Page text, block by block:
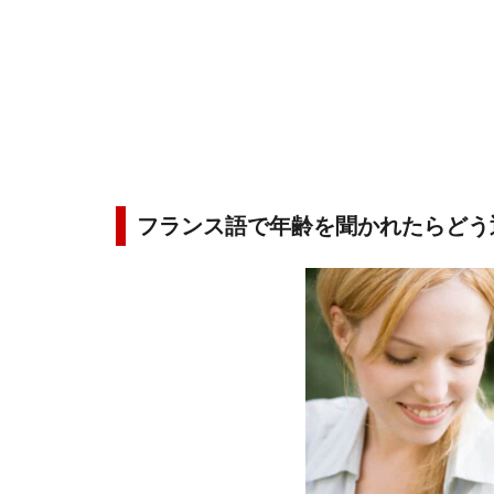
フランス語で年齢を聞かれたらど